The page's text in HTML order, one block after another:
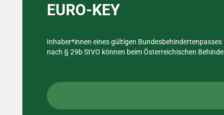
EURO-KEY
Inhaber*innen eines gültigen
nach § 29b StVO können beim Österreichischen